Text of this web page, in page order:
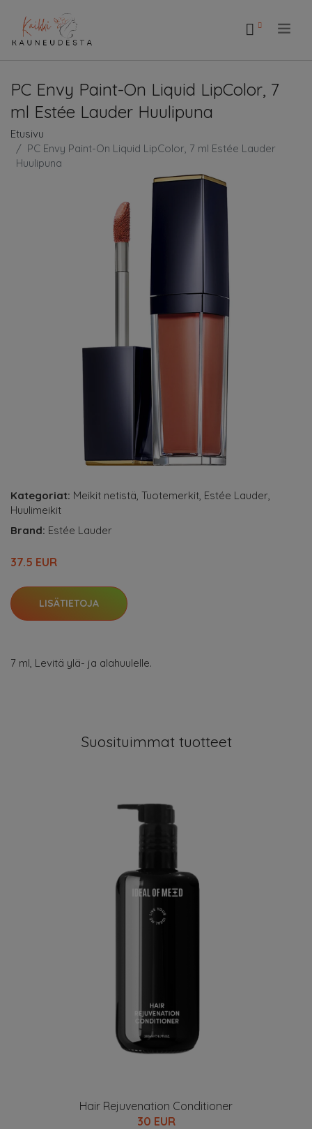
PC Envy Paint-On Liquid LipColor, 7
ml Estée Lauder Huulipuna
Etusivu
PC Envy Paint-On Liquid LipColor, 7 ml Estée Lauder
Huulipuna
Kategoriat: Meikit netistä, Tuotemerkit, Estée Lauder,
Huulimeikit
Brand: Estée Lauder
37.5 EUR
LISÄTIETOJA
7 ml, Levitä ylä- ja alahuulelle.
Suosituimmat tuotteet
Hair Rejuvenation Conditioner
30 EUR